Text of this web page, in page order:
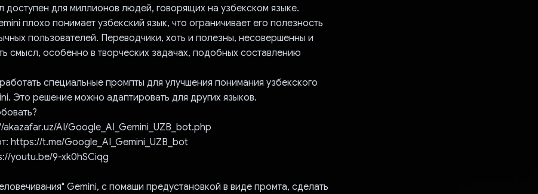
доступен для миллионов людей, говорящих на узбекском языке.
плохо понимает узбекский язык, что ограничивает его полезность
пользователей. Переводчики, хоть и полезны, несовершенны и
смысл, особенно в творческих задачах, подобных составлению
специальные промпты для улучшения понимания узбекского
Это решение можно адаптировать для других языков.
AI/Google_AI_Gemini_UZB_bot.php
https://t.me/Google_AI_Gemini_UZB_bot
youtu.be/9-xk0hSCiqg
Gemini, с помаши предустановкой в виде промта, сделать